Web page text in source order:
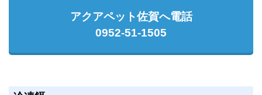
アクアペット佐賀へ電話
0952-51-1505